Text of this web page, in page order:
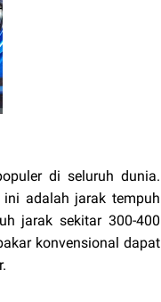
di seluruh dunia.
adalah jarak tempuh
jarak sekitar 300-400
konvensional dapat